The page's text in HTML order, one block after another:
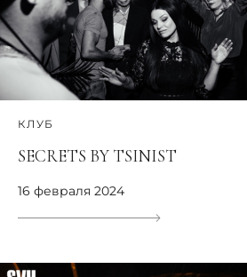
КЛУБ
SECRETS BY TSINIST
16 февраля 2024